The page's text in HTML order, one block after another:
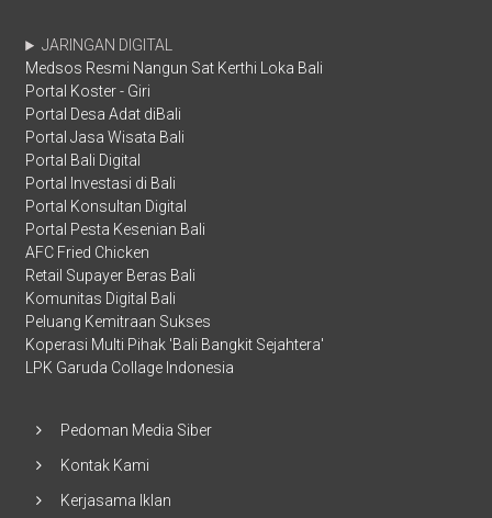
JARINGAN DIGITAL
Medsos Resmi Nangun Sat Kerthi Loka Bali
Portal Koster - Giri
Portal Desa Adat diBali
Portal Jasa Wisata Bali
Portal Bali Digital
Portal Investasi di Bali
Portal Konsultan Digital
Portal Pesta Kesenian Bali
AFC Fried Chicken
Retail Supayer Beras Bali
Komunitas Digital Bali
Peluang Kemitraan Sukses
Koperasi Multi Pihak 'Bali Bangkit Sejahtera'
LPK Garuda Collage Indonesia
Pedoman Media Siber
Kontak Kami
Kerjasama Iklan